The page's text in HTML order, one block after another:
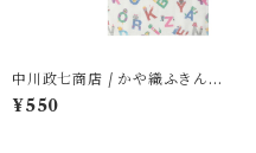
中川政七商店 / かや織ふきん (
tupera tupera ABCパーティ
ー)
¥550